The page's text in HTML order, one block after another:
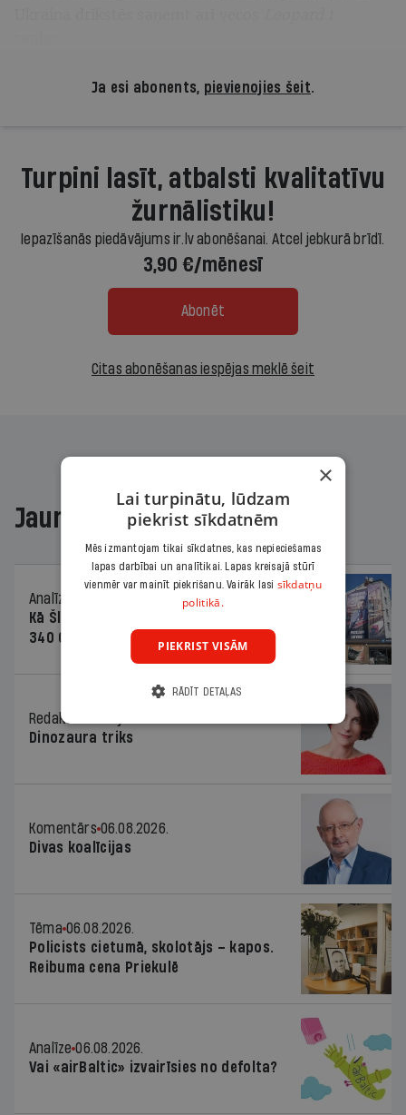
Ja esi abonents, pievienojies šeit.
Turpini lasīt, atbalsti kvalitatīvu
žurnālistiku!
Iepazīšanās piedāvājums ir.lv abonēšanai. Atcel jebkurā brīdī.
3,90 €/mēnesī
Abonēt
Citas abonēšanas iespējas meklē šeit
Jaunākajā žurnālā
Analīze
Kā Šlesera partija palika nesodīta par
340 000 vērtu reklāmas kampaņu
Redaktores sleja
Dinozaura triks
Komentārs 06.08.2026.
Divas koalīcijas
Tēma 06.08.2026.
Policists cietumā, skolotājs – kapos.
Reibuma cena Priekulē
Analīze 06.08.2026.
Vai «airBaltic» izvairīsies no defolta?
×
Lai turpinātu, lūdzam
piekrist sīkdatnēm
Mēs izmantojam tikai sīkdatnes, kas nepieciešamas
lapas darbībai un analītikai. Lapas kreisajā stūrī
vienmēr var mainīt piekrišanu. Vairāk lasi sīkdatņu
politikā.
PIEKRIST VISĀM
RĀDĪT DETAĻAS